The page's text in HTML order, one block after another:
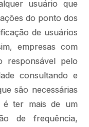
usuário que
do ponto dos
de usuários
empresas com
responsável pelo
consultando e
são necessárias
é ter mais de um
de frequência,